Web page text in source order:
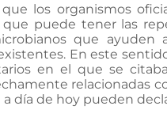
los organismos
puede tener las
que
En este
en el que se
relacionadas
día de hoy pueden